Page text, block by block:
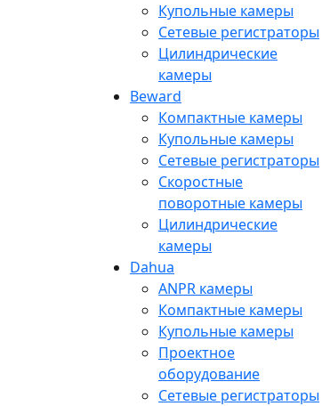
Купольные камеры
Сетевые регистраторы
Цилиндрические
камеры
Beward
Компактные камеры
Купольные камеры
Сетевые регистраторы
Скоростные
поворотные камеры
Цилиндрические
камеры
Dahua
ANPR камеры
Компактные камеры
Купольные камеры
Проектное
оборудование
Сетевые регистраторы